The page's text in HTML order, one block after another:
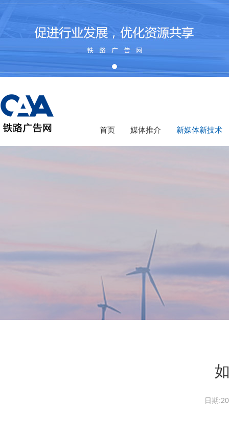
首页 媒体推介 新媒体新技术
日期